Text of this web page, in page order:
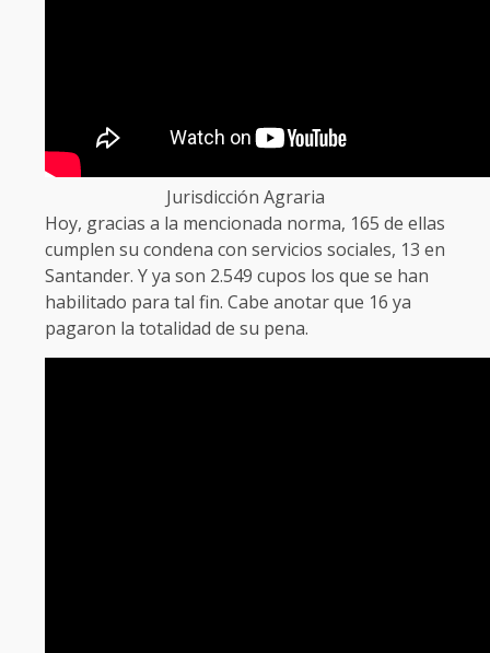
Jurisdicción Agraria
Hoy, gracias a la mencionada norma, 165 de ellas
cumplen su condena con servicios sociales, 13 en
Santander. Y ya son 2.549 cupos los que se han
habilitado para tal fin. Cabe anotar que 16 ya
pagaron la totalidad de su pena.